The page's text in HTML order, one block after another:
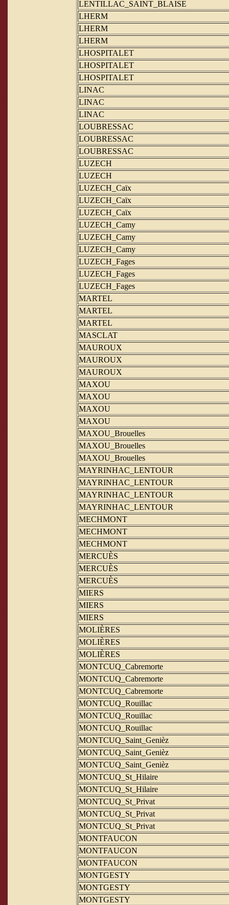
LENTILLAC_SAINT_BLAISE
LHERM
LHERM
LHERM
LHOSPITALET
LHOSPITALET
LHOSPITALET
LINAC
LINAC
LINAC
LOUBRESSAC
LOUBRESSAC
LOUBRESSAC
LUZECH
LUZECH
LUZECH_Caïx
LUZECH_Caïx
LUZECH_Caïx
LUZECH_Camy
LUZECH_Camy
LUZECH_Camy
LUZECH_Fages
LUZECH_Fages
LUZECH_Fages
MARTEL
MARTEL
MARTEL
MASCLAT
MAUROUX
MAUROUX
MAUROUX
MAXOU
MAXOU
MAXOU
MAXOU
MAXOU_Brouelles
MAXOU_Brouelles
MAXOU_Brouelles
MAYRINHAC_LENTOUR
MAYRINHAC_LENTOUR
MAYRINHAC_LENTOUR
MAYRINHAC_LENTOUR
MECHMONT
MECHMONT
MECHMONT
MERCUÈS
MERCUÈS
MERCUÈS
MIERS
MIERS
MIERS
MOLIÈRES
MOLIÈRES
MOLIÈRES
MONTCUQ_Cabremorte
MONTCUQ_Cabremorte
MONTCUQ_Cabremorte
MONTCUQ_Rouillac
MONTCUQ_Rouillac
MONTCUQ_Rouillac
MONTCUQ_Saint_Genièz
MONTCUQ_Saint_Genièz
MONTCUQ_Saint_Genièz
MONTCUQ_St_Hilaire
MONTCUQ_St_Hilaire
MONTCUQ_St_Privat
MONTCUQ_St_Privat
MONTCUQ_St_Privat
MONTFAUCON
MONTFAUCON
MONTFAUCON
MONTGESTY
MONTGESTY
MONTGESTY